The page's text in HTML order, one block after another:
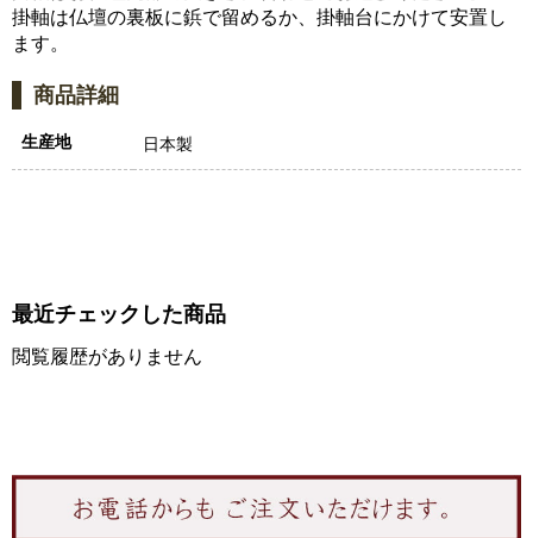
掛軸は仏壇の裏板に鋲で留めるか、掛軸台にかけて安置し
ます。
商品詳細
生産地 日本製
最近チェックした商品
閲覧履歴がありません